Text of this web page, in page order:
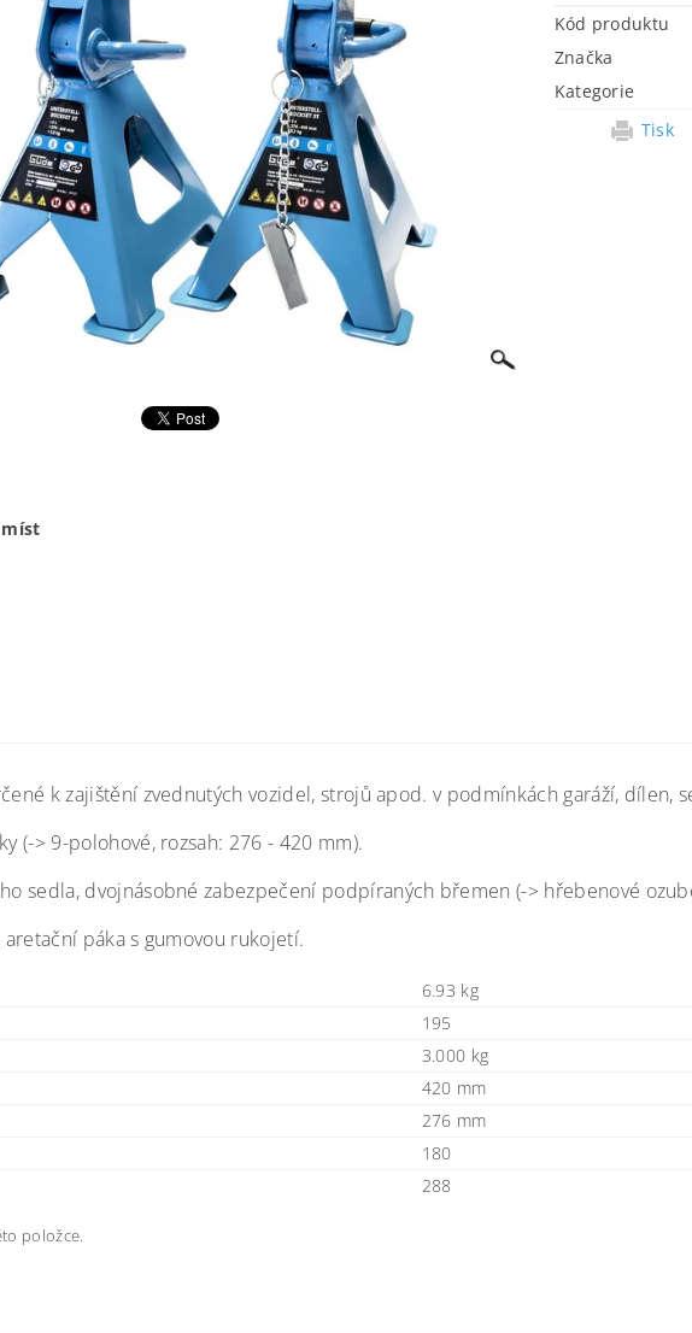
Kód produktu
Značka
Kategorie
Tisk
míst
k zajištění zvednutých vozidel, strojů apod. v podmínkách garáží, dílen,
(-> 9-polohové, rozsah: 276 - 420 mm).
sedla, dvojnásobné zabezpečení podpíraných břemen (-> hřebenové
páka s gumovou rukojetí.
6.93 kg
195
3.000 kg
420 mm
276 mm
180
288
položce.